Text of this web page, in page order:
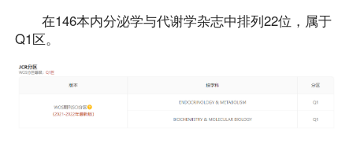
在146本内分泌学与代谢学杂志中排列22位，属于
Q1区。